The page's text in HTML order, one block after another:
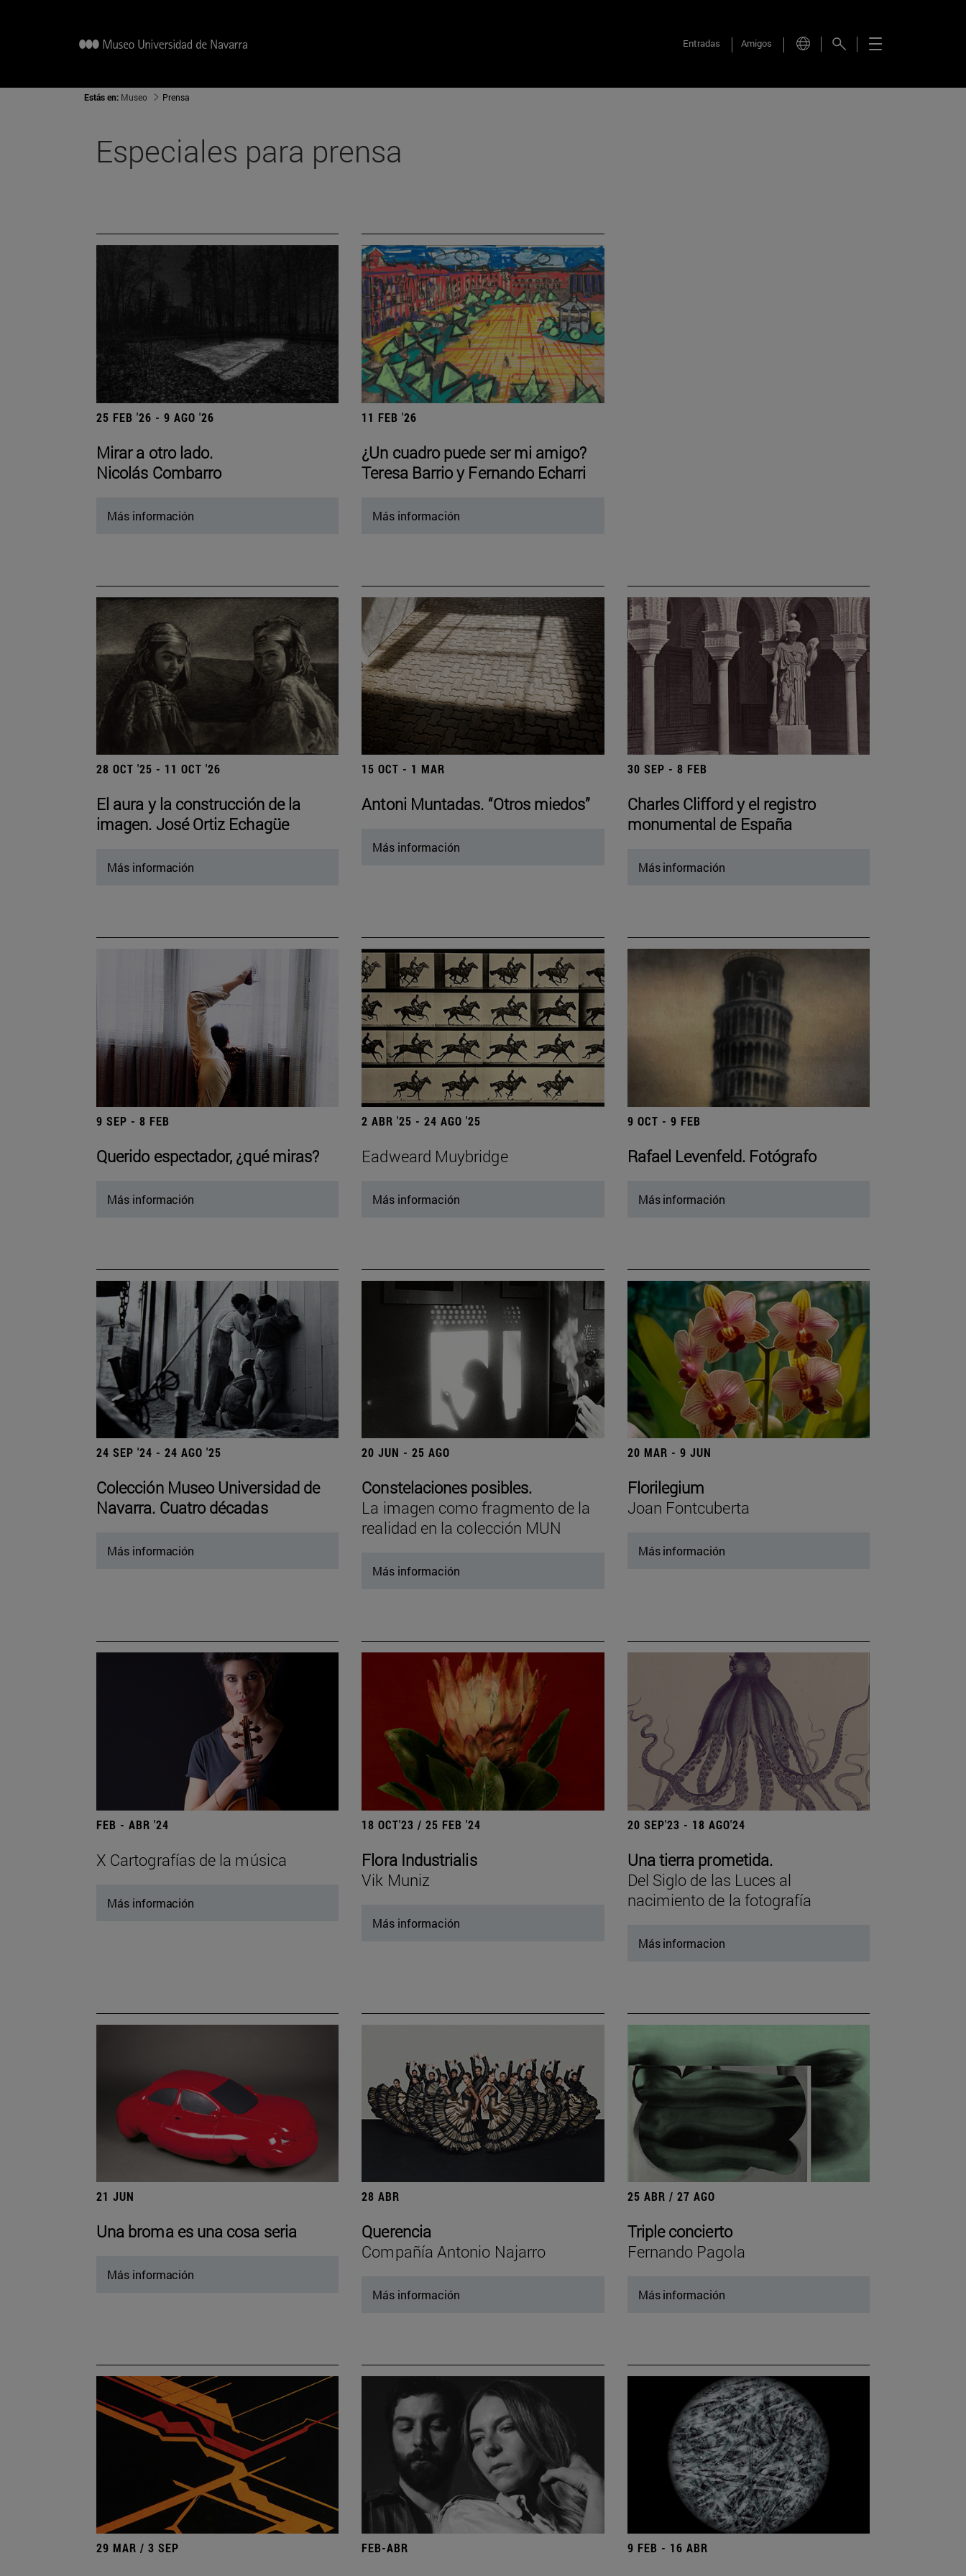
Entradas Amigos
Estás en: Museo Prensa
Especiales para prensa
25 FEB '26 - 9 AGO '26
Mirar a otro lado.
Nicolás Combarro
Más información
11 FEB '26
¿Un cuadro puede ser mi amigo?
Teresa Barrio y Fernando Echarri
Más información
28 OCT '25 - 11 OCT '26
El aura y la construcción de la
imagen. José Ortiz Echagüe
Más información
15 OCT - 1 MAR
Antoni Muntadas. “Otros miedos”
Más información
30 SEP - 8 FEB
Charles Clifford y el registro
monumental de España
Más información
9 SEP - 8 FEB
Querido espectador, ¿qué miras?
Más información
2 ABR '25 - 24 AGO '25
Eadweard Muybridge
Más información
9 OCT - 9 FEB
Rafael Levenfeld. Fotógrafo
Más información
24 SEP '24 - 24 AGO '25
Colección Museo Universidad de
Navarra. Cuatro décadas
Más información
20 JUN - 25 AGO
Constelaciones posibles.
La imagen como fragmento de la
realidad en la colección MUN
Más información
20 MAR - 9 JUN
Florilegium
Joan Fontcuberta
Más información
FEB - ABR '24
X Cartografías de la música
Más información
18 OCT'23 / 25 FEB '24
Flora Industrialis
Vik Muniz
Más información
20 SEP'23 - 18 AGO'24
Una tierra prometida.
Del Siglo de las Luces al
nacimiento de la fotografía
Más informacion
21 JUN
Una broma es una cosa seria
Más información
28 ABR
Querencia
Compañía Antonio Najarro
Más información
25 ABR / 27 AGO
Triple concierto
Fernando Pagola
Más información
29 MAR / 3 SEP FEB-ABR 9 FEB - 16 ABR